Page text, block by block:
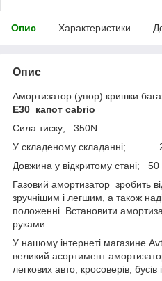
Опис Характеристики
Опис
Амортизатор (упор) кришки
E30 капот cabrio
Сила тиску; 350N
У складеному складанні;
Довжина у відкритому стані; 50
Газовий амортизатор зробить
зручнішим і легшим, а також
положенні. Встановити
руками.
У нашому інтернеті магазине
великий асортимент
легкових авто, кросоверів, бусів